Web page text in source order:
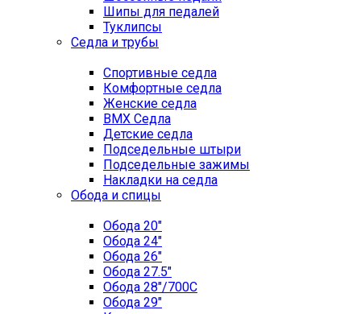
Шипы для педалей
Туклипсы
Седла и трубы
Спортивные седла
Комфортные седла
Женские седла
BMX Седла
Детские седла
Подседельные штыри
Подседельные зажимы
Накладки на седла
Обода и спицы
Обода 20"
Обода 24"
Обода 26"
Обода 27.5"
Обода 28"/700C
Обода 29"